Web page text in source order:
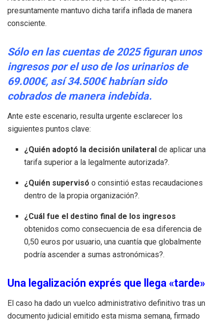
presuntamente mantuvo dicha tarifa inflada de manera
consciente.
Sólo en las cuentas de 2025 figuran unos
ingresos por el uso de los urinarios de
69.000€, así 34.500€ habrían sido
cobrados de manera indebida.
Ante este escenario, resulta urgente esclarecer los
siguientes puntos clave:
¿Quién adoptó la decisión unilateral de aplicar una
tarifa superior a la legalmente autorizada?.
¿Quién supervisó o consintió estas recaudaciones
dentro de la propia organización?.
¿Cuál fue el destino final de los ingresos
obtenidos como consecuencia de esa diferencia de
0,50 euros por usuario, una cuantía que globalmente
podría ascender a sumas astronómicas?.
Una legalización exprés que llega «tarde»
El caso ha dado un vuelco administrativo definitivo tras un
documento judicial emitido esta misma semana, firmado